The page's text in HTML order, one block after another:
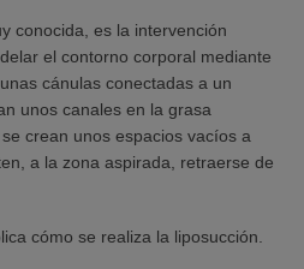
conocida, es la intervención
el contorno corporal mediante
cánulas conectadas a un
unos canales en la grasa
crean unos espacios vacíos a
a la zona aspirada, retraerse de
cómo se realiza la liposucción.